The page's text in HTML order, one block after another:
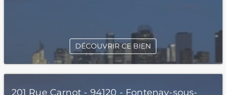
DÉCOUVRIR CE BIEN
201 Rue Carnot - 94120 - Fontenay-sous-